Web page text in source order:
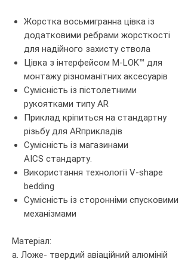
Жорстка восьмигранна цівка із
додатковими ребрами жорсткості
для надійного захисту ствола
Цівка з інтерфейсом M-LOK™ для
монтажурізноманітних аксесуарів
Сумісність із пістолетними
рукоятками типуAR
Приклад кріпиться на стандартну
різьбу для ARприкладів
Сумісність із магазинами
AICS стандарту.
Використання технології V-shape
bedding
Сумісність із сторонніми спусковими
механізмами
Матеріал:
a. Ложе- твердий авіаційний алюміній